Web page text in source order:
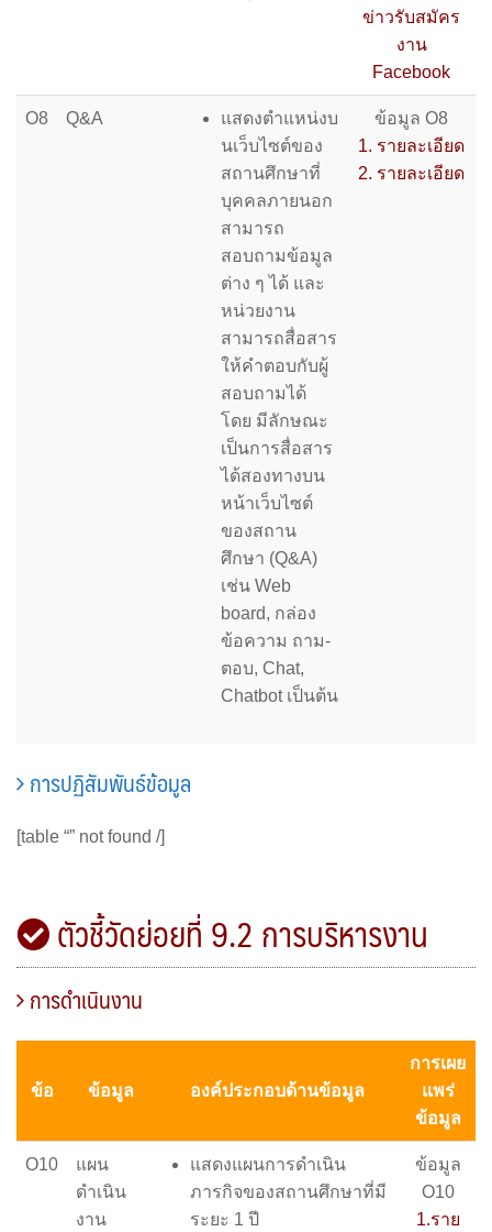
ข่าวรับสมัคร
งาน
Facebook
O8 Q&A
แสดงตําแหน่งบ
นเว็บไซต์ของ
สถานศึกษาที่
บุคคลภายนอก
สามารถ
สอบถามข้อมูล
ต่าง ๆ ได้ และ
หน่วยงาน
สามารถสื่อสาร
ให้คําตอบกับผู้
สอบถามได้
โดย มีลักษณะ
เป็นการสื่อสาร
ได้สองทางบน
หน้าเว็บไซต์
ของสถาน
ศึกษา (Q&A)
เช่น Web
board, กล่อง
ข้อความ ถาม-
ตอบ, Chat,
Chatbot เป็นต้น
ข้อมูล O8
1. รายละเอียด
2. รายละเอียด
การปฏิสัมพันธ์ข้อมูล
[table “” not found /]
ตัวชี้วัดย่อยที่ 9.2 การบริหารงาน
การดำเนินงาน
ข้อ ข้อมูล องค์ประกอบด้านข้อมูล
การเผย
แพร่
ข้อมูล
O10
แผน
ดำเนิน
งาน
แสดงแผนการดําเนิน
ภารกิจของสถานศึกษาที่มี
ระยะ 1 ปี
ข้อมูล
O10
1.ราย